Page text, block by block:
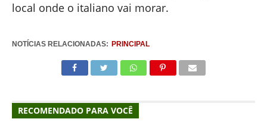
local onde o italiano vai morar.
NOTÍCIAS RELACIONADAS: PRINCIPAL
RECOMENDADO PARA VOCÊ